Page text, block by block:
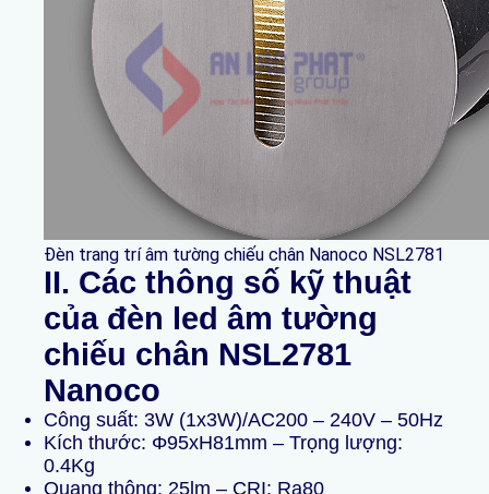
Đèn trang trí âm tường chiếu chân Nanoco NSL2781
II. Các thông số kỹ thuật
của đèn led âm tường
chiếu chân NSL2781
Nanoco
Công suất: 3W (1x3W)/AC200 – 240V – 50Hz
Kích thước: Φ95xH81mm – Trọng lượng:
0.4Kg
Quang thông: 25lm – CRI: Ra80